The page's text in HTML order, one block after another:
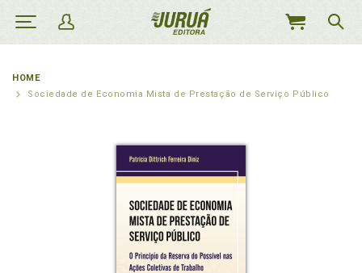
MEU
HOME
Sociedade de Economia Mista de Prestação de Serviço Público